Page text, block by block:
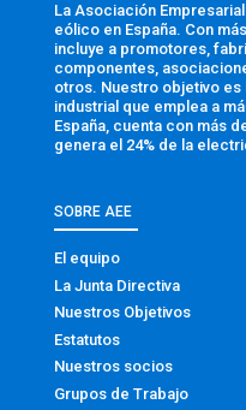
La Asociación
eólico en España. Con
incluye a promotores,
componentes,
otros. Nuestro objetivo
industrial que emplea a
España, cuenta con más
genera el 24% de la
SOBRE AEE
El equipo
La Junta Directiva
Nuestros Objetivos
Estatutos
Nuestros socios
Grupos de Trabajo